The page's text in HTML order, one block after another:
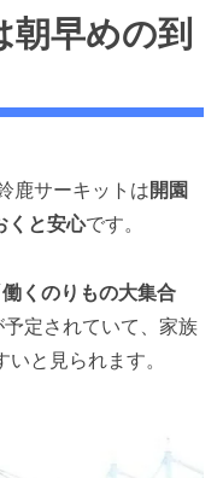
早めの到
鹿サーキットは開園
くと安心です。
働くのりもの大集合
予定されていて、家族
と見られます。